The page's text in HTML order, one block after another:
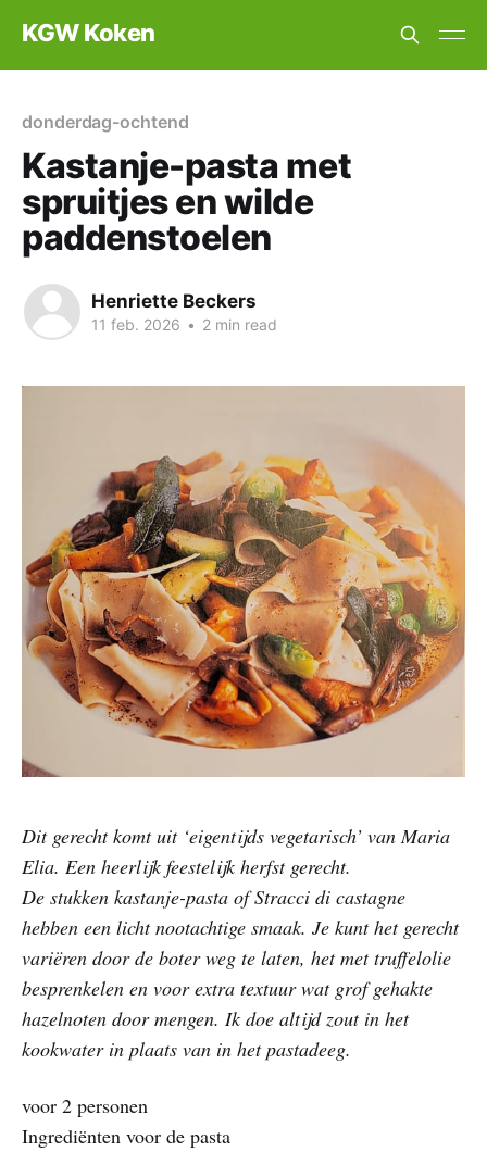
KGW Koken
donderdag-ochtend
Kastanje-pasta met
spruitjes en wilde
paddenstoelen
Henriette Beckers
11 feb. 2026 • 2 min read
Dit gerecht komt uit ‘eigentijds vegetarisch’ van Maria
Elia. Een heerlijk feestelijk herfst gerecht.
De stukken kastanje-pasta of Stracci di castagne
hebben een licht nootachtige smaak. Je kunt het gerecht
variëren door de boter weg te laten, het met truffelolie
besprenkelen en voor extra textuur wat grof gehakte
hazelnoten door mengen. Ik doe altijd zout in het
kookwater in plaats van in het pastadeeg.
voor 2 personen
Ingrediënten voor de pasta